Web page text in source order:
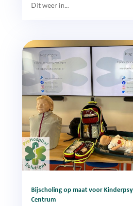
Dit weer in...
Bijscholing op maat voor
Centrum